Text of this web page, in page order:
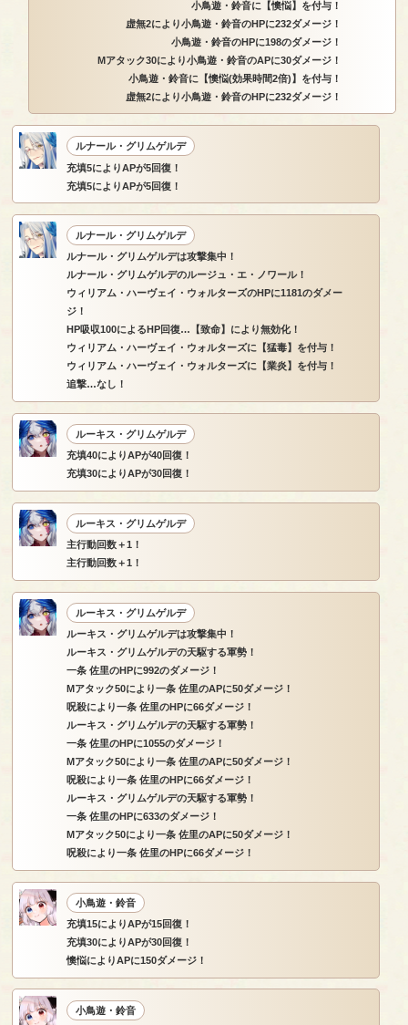
小鳥遊・鈴音に【懊悩】を付与！
虚無2により小鳥遊・鈴音のHPに232ダメージ！
小鳥遊・鈴音のHPに198のダメージ！
Mアタック30により小鳥遊・鈴音のAPに30ダメージ！
小鳥遊・鈴音に【懊悩(効果時間2倍)】を付与！
虚無2により小鳥遊・鈴音のHPに232ダメージ！
ルナール・グリムゲルデ
充填5によりAPが5回復！
充填5によりAPが5回復！
ルナール・グリムゲルデ
ルナール・グリムゲルデは攻撃集中！
ルナール・グリムゲルデのルージュ・エ・ノワール！
ウィリアム・ハーヴェイ・ウォルターズのHPに1181のダメー
ジ！
HP吸収100によるHP回復…【致命】により無効化！
ウィリアム・ハーヴェイ・ウォルターズに【猛毒】を付与！
ウィリアム・ハーヴェイ・ウォルターズに【業炎】を付与！
追撃…なし！
ルーキス・グリムゲルデ
充填40によりAPが40回復！
充填30によりAPが30回復！
ルーキス・グリムゲルデ
主行動回数＋1！
主行動回数＋1！
ルーキス・グリムゲルデ
ルーキス・グリムゲルデは攻撃集中！
ルーキス・グリムゲルデの天駆する軍勢！
一条 佐里のHPに992のダメージ！
Mアタック50により一条 佐里のAPに50ダメージ！
呪殺により一条 佐里のHPに66ダメージ！
ルーキス・グリムゲルデの天駆する軍勢！
一条 佐里のHPに1055のダメージ！
Mアタック50により一条 佐里のAPに50ダメージ！
呪殺により一条 佐里のHPに66ダメージ！
ルーキス・グリムゲルデの天駆する軍勢！
一条 佐里のHPに633のダメージ！
Mアタック50により一条 佐里のAPに50ダメージ！
呪殺により一条 佐里のHPに66ダメージ！
小鳥遊・鈴音
充填15によりAPが15回復！
充填30によりAPが30回復！
懊悩によりAPに150ダメージ！
小鳥遊・鈴音